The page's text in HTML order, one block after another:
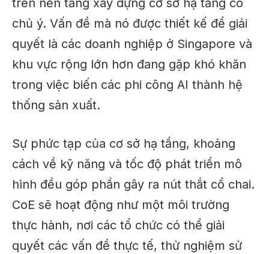
chủ ý. Vấn đề mà nó được thiết kế để giải
quyết là các doanh nghiệp ở Singapore và
khu vực rộng lớn hơn đang gặp khó khăn
trong việc biến các phi công AI thành hệ
thống sản xuất.
Sự phức tạp của cơ sở hạ tầng, khoảng
cách về kỹ năng và tốc độ phát triển mô
hình đều góp phần gây ra nút thắt cổ chai.
CoE sẽ hoạt động như một môi trường
thực hành, nơi các tổ chức có thể giải
quyết các vấn đề thực tế, thử nghiệm sử